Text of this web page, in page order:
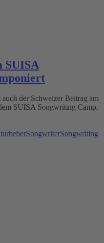
SUISA
der Schweizer Beitrag am
SUISA Songwriting Camp.
SongwriterSongwriting